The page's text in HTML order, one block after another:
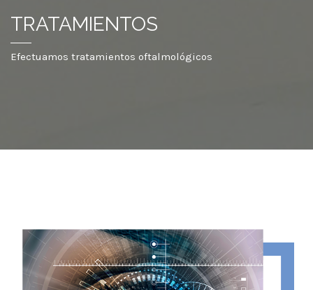
TRATAMIENTOS
Efectuamos tratamientos oftalmológicos